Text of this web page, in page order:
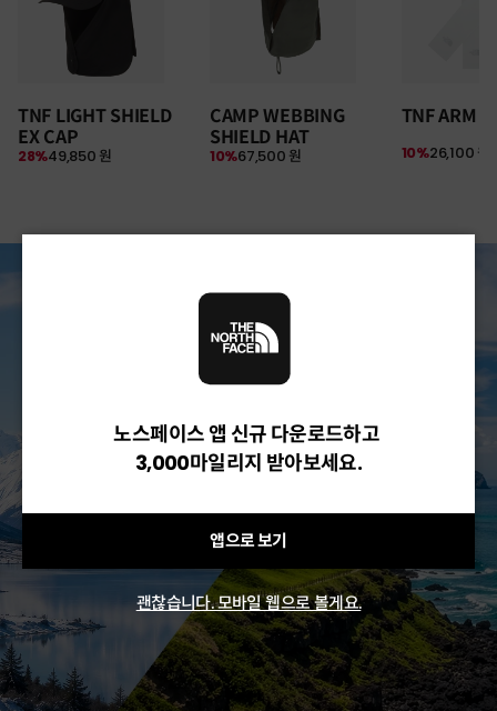
TNF LIGHT SHIELD
EX CAP
49,850 원
28%
CAMP WEBBING
SHIELD HAT
67,500 원
10%
TNF ARM
26,100 원
10%
여름 탈출 원정대
30만원 이상 구매 시
뉴질랜드 & 제주도 여행권 증정 찬스
노스페이스 앱 신규 다운로드하고
3,000마일리지 받아보세요.
앱으로 보기
괜찮습니다. 모바일 웹으로 볼게요.